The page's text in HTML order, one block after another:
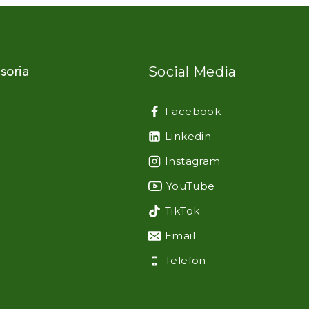
Social Media
Facebook
Linkedin
Instagram
YouTube
TikTok
Email
Telefon